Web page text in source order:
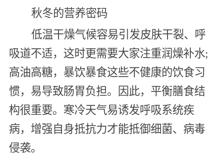
秋冬的营养密码
低温干燥气候容易引发皮肤干裂、呼
吸道不适，这时更需要大家注重润燥补水;
高油高糖，暴饮暴食这些不健康的饮食习
惯，易导致肠胃负担。因此，平衡膳食结
构很重要。寒冷天气易诱发呼吸系统疾
病，增强自身抵抗力才能抵御细菌、病毒
侵袭。